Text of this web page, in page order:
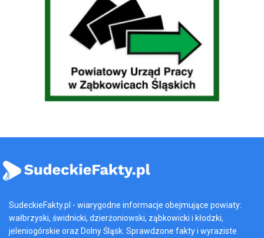
SudeckieFakty.pl - wiarygodne informacje obejmujące powiaty:
wałbrzyski, świdnicki, dzierżoniowski, ząbkowicki i kłodzki,
jeleniogórskie oraz Dolny Śląsk. Sprawdzone fakty i wyraziste